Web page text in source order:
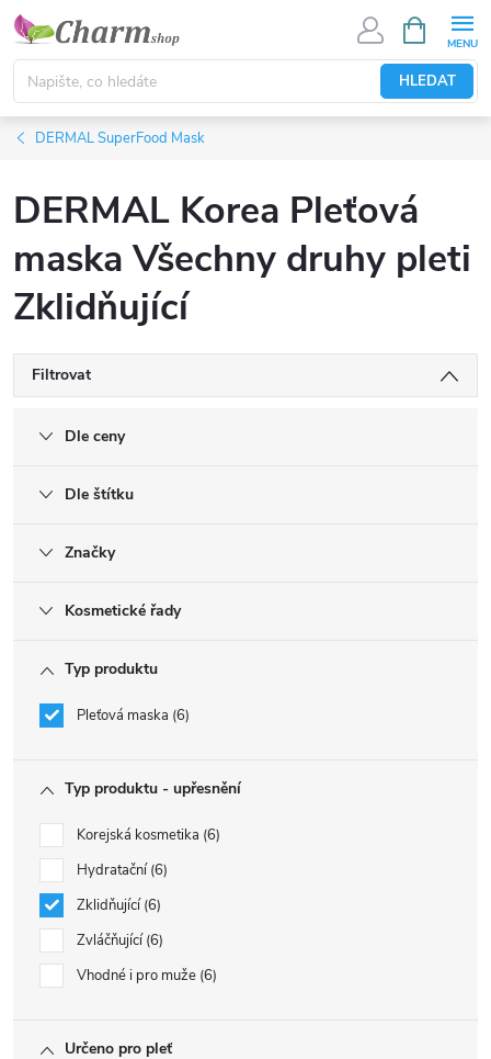
Přejít
obsah
HLEDAT
NÁKUPNÍ
KOŠÍK
DERMAL SuperFood Mask
DERMAL Korea Pleťová
maska Všechny druhy pleti
Zklidňující
Filtrovat
Dle ceny
Dle štítku
Značky
Kosmetické řady
Typ produktu
Pleťová maska 6
Typ produktu - upřesnění
Korejská kosmetika 6
Hydratační 6
Zklidňující 6
Zvláčňující 6
Vhodné i pro muže 6
Určeno pro pleť